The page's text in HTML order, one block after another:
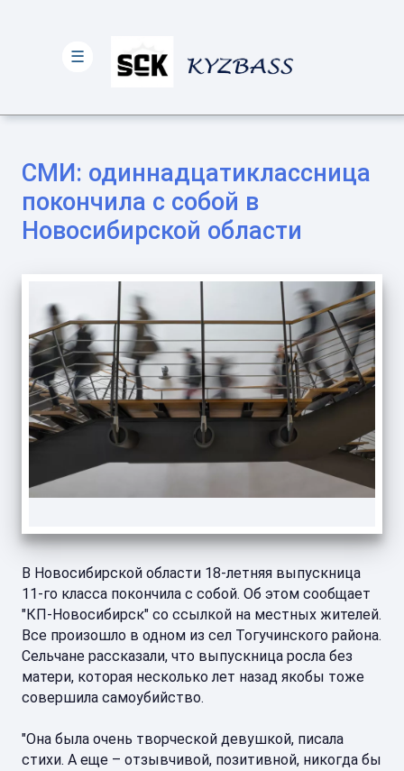
СМИ: одиннадцатиклассница
покончила с собой в
Новосибирской области
В Новосибирской области 18-летняя выпускница
11-го класса покончила с собой. Об этом сообщает
"КП-Новосибирск" со ссылкой на местных жителей.
Все произошло в одном из сел Тогучинского района.
Сельчане рассказали, что выпускница росла без
матери, которая несколько лет назад якобы тоже
совершила самоубийство.
"Она была очень творческой девушкой, писала
стихи. А еще – отзывчивой, позитивной, никогда бы
☰